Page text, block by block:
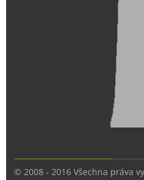
© 2008 - 2016 Všechna práva